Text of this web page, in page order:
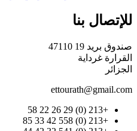
للإتصال بنا
صندوق بريد 19 47110
القرارة غرداية
الجزائر
ettourath@gmail.com
+213 (0) 29 26 22 58
+213 (0) 558 42 33 85